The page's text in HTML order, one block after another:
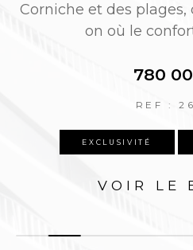
et des plages,
on où le confort de
780 000 €
REF : 26253
EXCLUSIVITÉ
VOIR LE BIEN